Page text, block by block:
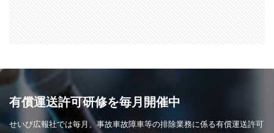
有償運送許可研修を毎月開催中
せいび広報社では毎月、事故車故障車等の排除業務に係る有償運送許可